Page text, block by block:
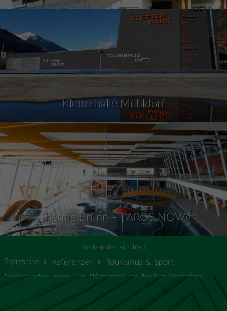
Kletterhalle Mühldorf
Therme Brünn – TAROS NOVA
Sie befinden sich hier:
Startseite Referenzen
Tourismus & Sport
Ferienwohnungen und Bürogebäude Atelier Ronacher